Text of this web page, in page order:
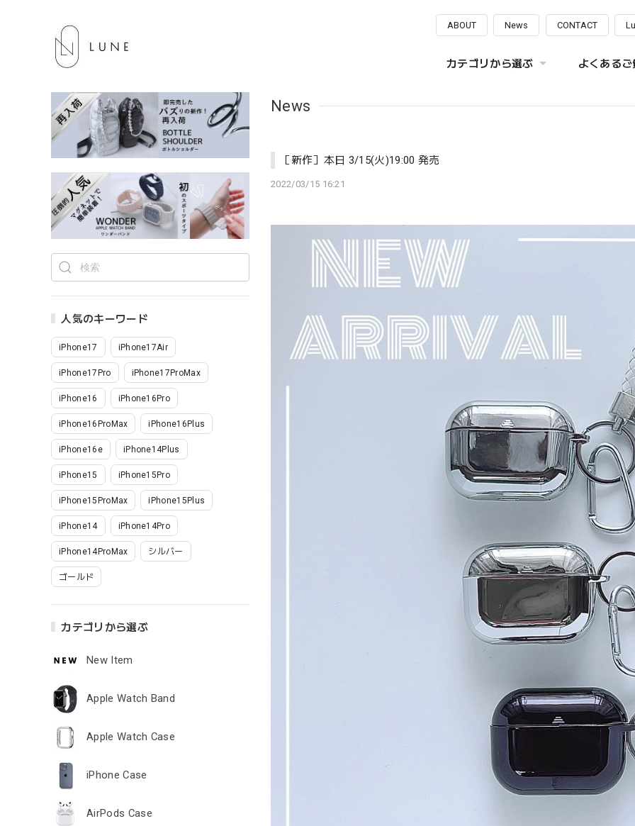
ABOUT News CONTACT
カテゴリから選ぶ よくある
人気のキーワード
iPhone17 iPhone17Air
iPhone17Pro iPhone17ProMax
iPhone16 iPhone16Pro
iPhone16ProMax iPhone16Plus
iPhone16e iPhone14Plus
iPhone15 iPhone15Pro
iPhone15ProMax iPhone15Plus
iPhone14 iPhone14Pro
iPhone14ProMax シルバー
ゴールド
カテゴリから選ぶ
New Item
Apple Watch Band
Apple Watch Case
iPhone Case
AirPods Case
News
［新作］本日 3/15(火)19:00 発売
2022/03/15 16:21